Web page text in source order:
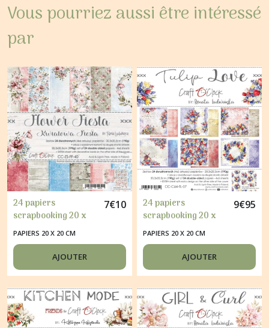
Vous pourriez aussi être intéressé
par
24 papiers
scrapbooking 20 x
20 cm Craft O' Clock
FLOWER FIESTA
7€10
PAPIERS 20 X 20 CM
AJOUTER
24 papiers
scrapbooking 20 x
20 cm Craft O' Clock
TULIP LOVE
9€95
PAPIERS 20 X 20 CM
AJOUTER